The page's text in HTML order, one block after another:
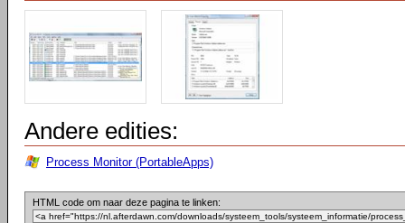
Andere edities:
Process Monitor (PortableApps)
HTML code om naar deze pagina te linken: